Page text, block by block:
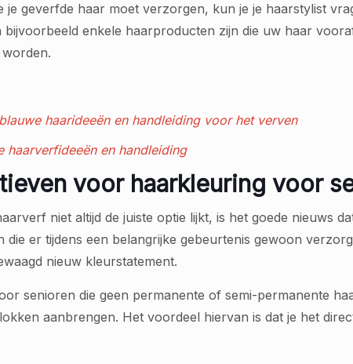
je geverfde haar moet verzorgen, kun je je haarstylist
enkele haarproducten zijn die uw haar
haarideeën en handleiding voor het verven
haarverfideeën en handleiding
voor haarkleuring voor
niet altijd de juiste optie lijkt, is het goede nieuws
er tijdens een belangrijke gebeurtenis gewoon
nieuw kleurstatement.
senioren die geen permanente of semi-permanente
aanbrengen. Het voordeel hiervan is dat je het